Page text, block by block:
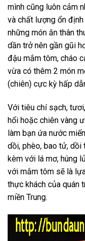
mình cũng luôn cảm
và chất lượng ổn
những món ăn thân
dần trở nên gần gũi
đậu mắm tôm, cháo
vừa có thêm 2 món
(chiên) cực kỳ hấp
Với tiêu chí sạch,
hổi hoặc chiên vàng
làm bạn ứa nước
dồi, phèo, bao tử, dồi
kèm với lá mơ, húng
với mắm tôm sẽ là
thực khách của quán
miền Trung.